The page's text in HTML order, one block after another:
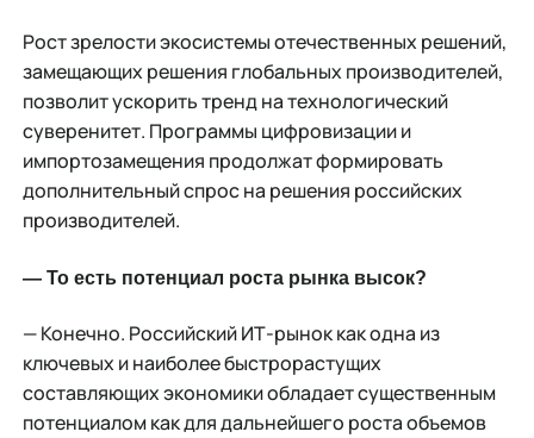
Рост зрелости экосистемы отечественных решений,
замещающих решения глобальных производителей,
позволит ускорить тренд на технологический
суверенитет. Программы цифровизации и
импортозамещения продолжат формировать
дополнительный спрос на решения российских
производителей.
— То есть потенциал роста рынка высок?
— Конечно. Российский ИТ-рынок как одна из
ключевых и наиболее быстрорастущих
составляющих экономики обладает существенным
потенциалом как для дальнейшего роста объемов